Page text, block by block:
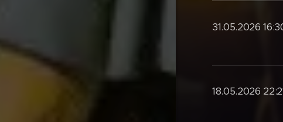
31.05.2026
18.05.2026